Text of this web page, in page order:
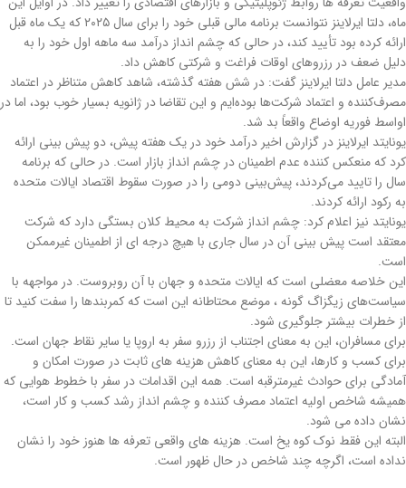
ماه، دلتا ایرلاینز نتوانست برنامه مالی قبلی خود را برای سال ۲۰۲۵ که یک ماه قبل
ارائه کرده بود تأیید کند، در حالی که چشم انداز درآمد سه ماهه اول خود را به
دلیل ضعف در رزروهای اوقات فراغت و شرکتی کاهش داد.
مدیر عامل دلتا ایرلاینز گفت: در شش هفته گذشته، شاهد کاهش متناظر در اعتماد
مصرف‌کننده و اعتماد شرکت‌ها بوده‌ایم و این تقاضا در ژانویه بسیار خوب بود، اما در
اواسط فوریه اوضاع واقعاً بد شد.
یونایتد ایرلاینز در گزارش اخیر درآمد خود در یک هفته پیش، دو پیش بینی ارائه
کرد که منعکس کننده عدم اطمینان در چشم انداز بازار است. در حالی که برنامه
سال را تایید می‌کردند، پیش‌بینی دومی را در صورت سقوط اقتصاد ایالات متحده
به رکود ارائه کردند.
یونایتد نیز اعلام کرد: چشم انداز شرکت به محیط کلان بستگی دارد که شرکت
معتقد است پیش بینی آن در سال جاری با هیچ درجه ای از اطمینان غیرممکن
است.
این خلاصه معضلی است که ایالات متحده و جهان با آن روبروست. در مواجهه با
سیاست‌های زیگزاگ گونه ، موضع محتاطانه این است که کمربندها را سفت کنید تا
از خطرات بیشتر جلوگیری شود.
برای مسافران، این به معنای اجتناب از رزرو سفر به اروپا یا سایر نقاط جهان است.
برای کسب و کارها، این به معنای کاهش هزینه های ثابت در صورت امکان و
آمادگی برای حوادث غیرمترقبه است. همه این اقدامات در سفر با خطوط هوایی که
همیشه شاخص اولیه اعتماد مصرف کننده و چشم انداز رشد کسب و کار است،
نشان داده می شود.
البته این فقط نوک کوه یخ است. هزینه های واقعی تعرفه ها هنوز خود را نشان
نداده است، اگرچه چند شاخص در حال ظهور است.